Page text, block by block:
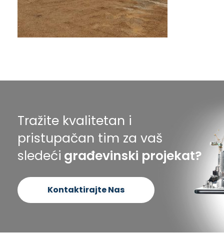
Tražite kvalitetan i
pristupačan tim za vaš
sledeći građevinski projekat?
Kontaktirajte Nas